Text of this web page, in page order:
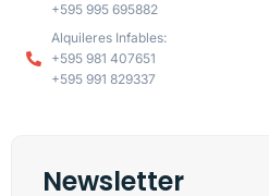
+595 995 695882
Alquileres Infables:
+595 981 407651
+595 991 829337
Newsletter